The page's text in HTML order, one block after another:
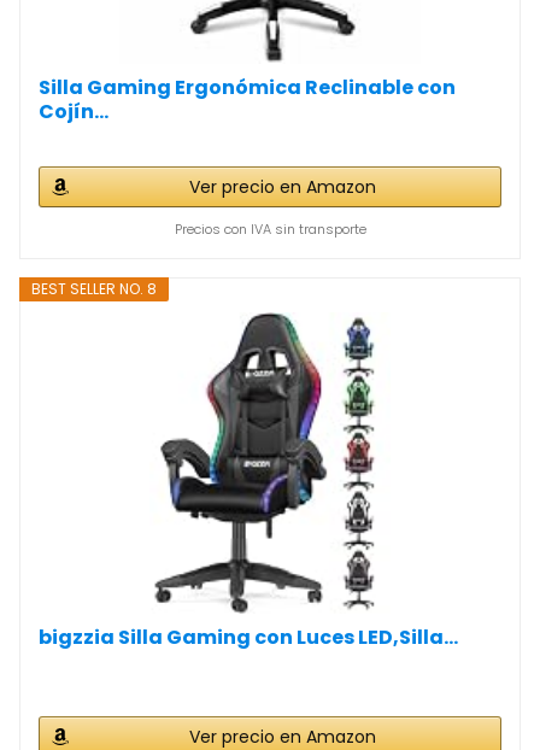
Silla Gaming Ergonómica Reclinable con
Cojín...
Ver precio en Amazon
Precios con IVA sin transporte
BEST SELLER NO. 8
bigzzia Silla Gaming con Luces LED,Silla...
Ver precio en Amazon